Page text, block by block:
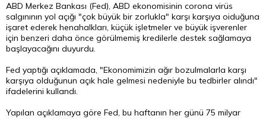
ABD Merkez Bankası (Fed), ABD ekonomisinin corona virüs
salgınının yol açığı "çok büyük bir zorlukla" karşı karşıya oiduğuna
işaret ederek henahalkları, küçük işletmeler ve büyük işverenler
için benzeri daha önce görülmemiş kredilerle destek sağlamaya
başlayacağını duyurdu.
Fed yaptığı açıklamada, "Ekonomimizin ağır bozulmalarla karşı
karşıya olduğunun açık hale gelmesi nedeniyle bu tedbirler alındı"
ifadelerini kullandı.
Yapılan açıklamaya göre Fed, bu haftanın her günü 75 milyar